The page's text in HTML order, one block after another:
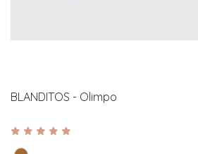
BLANDITOS - Olimpo